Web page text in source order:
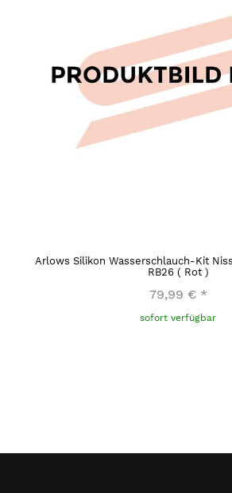
Arlows Silikon Wasserschlauch-Kit
RB26 ( Rot )
79,99 € *
sofort verfügbar